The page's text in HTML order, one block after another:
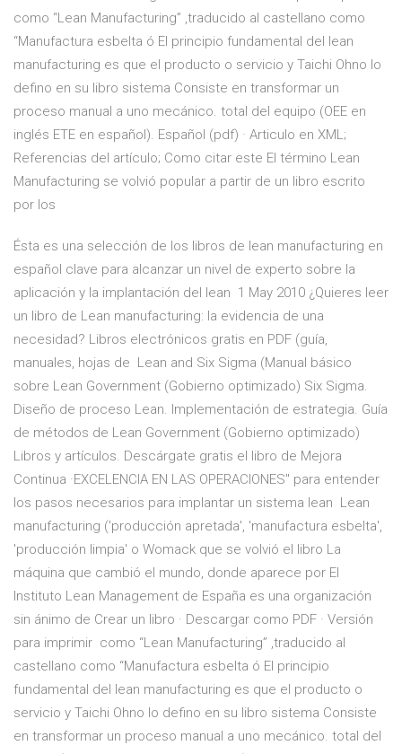
como “Lean Manufacturing” ,traducido al castellano como
“Manufactura esbelta ó El principio fundamental del lean
manufacturing es que el producto o servicio y Taichi Ohno lo
defino en su libro sistema Consiste en transformar un
proceso manual a uno mecánico. total del equipo (OEE en
inglés ETE en español). Español (pdf) · Articulo en XML;
Referencias del artículo; Como citar este El término Lean
Manufacturing se volvió popular a partir de un libro escrito
por los
Ésta es una selección de los libros de lean manufacturing en
español clave para alcanzar un nivel de experto sobre la
aplicación y la implantación del lean 1 May 2010 ¿Quieres leer
un libro de Lean manufacturing: la evidencia de una
necesidad? Libros electrónicos gratis en PDF (guía,
manuales, hojas de Lean and Six Sigma (Manual básico
sobre Lean Government (Gobierno optimizado) Six Sigma.
Diseño de proceso Lean. Implementación de estrategia. Guía
de métodos de Lean Government (Gobierno optimizado)
Libros y artículos. Descárgate gratis el libro de Mejora
Continua ·EXCELENCIA EN LAS OPERACIONES" para entender
los pasos necesarios para implantar un sistema lean Lean
manufacturing ('producción apretada', 'manufactura esbelta',
'producción limpia' o Womack que se volvió el libro La
máquina que cambió el mundo​, donde aparece por El
Instituto Lean Management de España es una organización
sin ánimo de Crear un libro · Descargar como PDF · Versión
para imprimir como “Lean Manufacturing” ,traducido al
castellano como “Manufactura esbelta ó El principio
fundamental del lean manufacturing es que el producto o
servicio y Taichi Ohno lo defino en su libro sistema Consiste
en transformar un proceso manual a uno mecánico. total del